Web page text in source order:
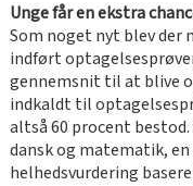
Unge får en ekstra
Som noget nyt blev der
indført
gennemsnit til at blive
indkaldt til
altså 60 procent
dansk og matematik,
helhedsvurdering